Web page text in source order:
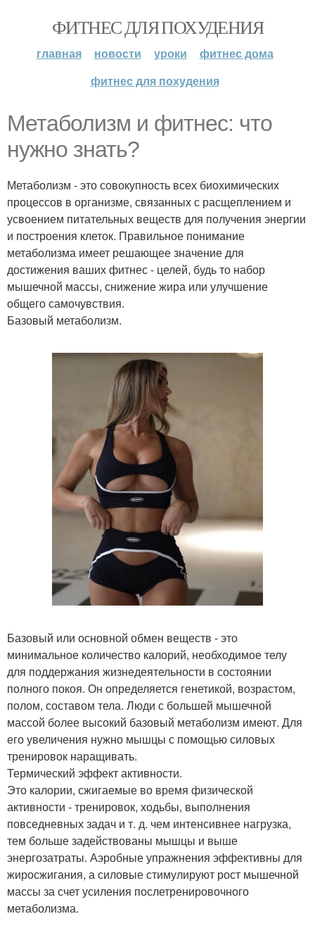
ФИТНЕС ДЛЯ ПОХУДЕНИЯ
главная новости уроки
фитнес дома
фитнес для похудения
Метаболизм и фитнес: что
нужно знать?
Метаболизм - это совокупность всех биохимических
процессов в организме, связанных с расщеплением и
усвоением питательных веществ для получения энергии
и построения клеток. Правильное понимание
метаболизма имеет решающее значение для
достижения ваших фитнес - целей, будь то набор
мышечной массы, снижение жира или улучшение
общего самочувствия.
Базовый метаболизм.
Базовый или основной обмен веществ - это
минимальное количество калорий, необходимое телу
для поддержания жизнедеятельности в состоянии
полного покоя. Он определяется генетикой, возрастом,
полом, составом тела. Люди с большей мышечной
массой более высокий базовый метаболизм имеют. Для
его увеличения нужно мышцы с помощью силовых
тренировок наращивать.
Термический эффект активности.
Это калории, сжигаемые во время физической
активности - тренировок, ходьбы, выполнения
повседневных задач и т. д. чем интенсивнее нагрузка,
тем больше задействованы мышцы и выше
энергозатраты. Аэробные упражнения эффективны для
жиросжигания, а силовые стимулируют рост мышечной
массы за счет усиления послетренировочного
метаболизма.